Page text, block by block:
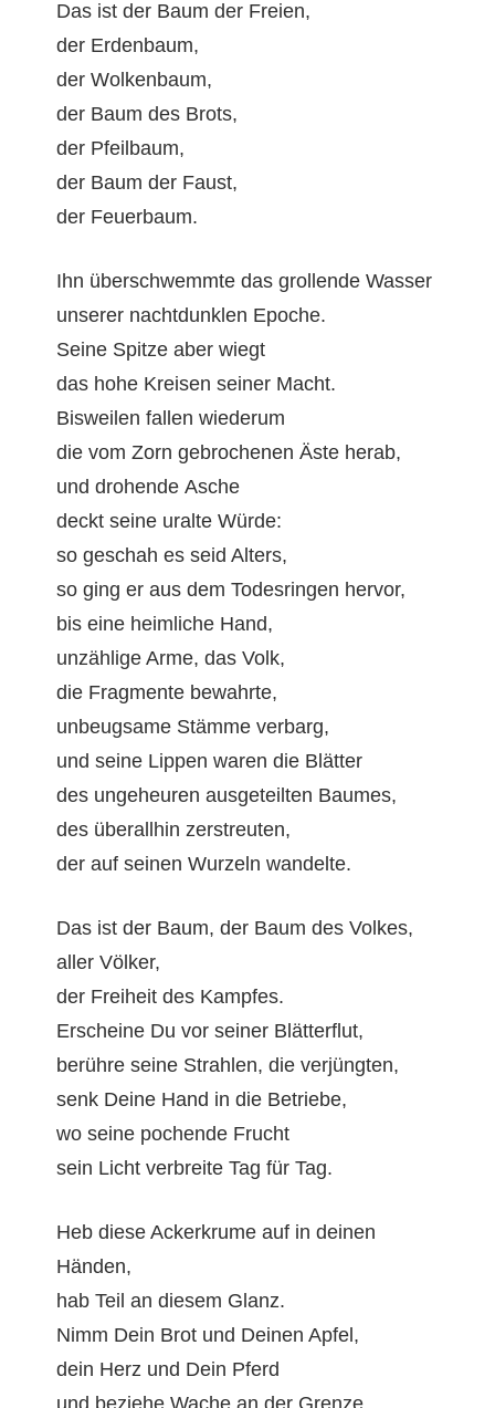
Das ist der Baum der Freien,
der Erdenbaum,
der Wolkenbaum,
der Baum des Brots,
der Pfeilbaum,
der Baum der Faust,
der Feuerbaum.
Ihn über­schwemmte das grol­lende Wasser
unser­er nacht­dun­klen Epoche.
Seine Spitze aber wiegt
das hohe Kreisen sein­er Macht.
Bisweilen fall­en wiederum
die vom Zorn gebroch­enen Äste herab,
und dro­hende Asche
deckt seine uralte Würde:
so geschah es seid Alters,
so ging er aus dem Todesrin­gen hervor,
bis eine heim­liche Hand,
unzäh­lige Arme, das Volk,
die Frag­mente bewahrte,
unbeugsame Stämme verbarg,
und seine Lip­pen waren die Blätter
des unge­heuren aus­geteil­ten Baumes,
des über­all­hin zerstreuten,
der auf seinen Wurzeln wandelte.
Das ist der Baum, der Baum des Volkes,
aller Völker,
der Frei­heit des Kampfes.
Erscheine Du vor sein­er Blätterflut,
berühre seine Strahlen, die verjüngten,
senk Deine Hand in die Betriebe,
wo seine pochende Frucht
sein Licht ver­bre­ite Tag für Tag.
Heb diese Ack­erkrume auf in deinen
Händen,
hab Teil an diesem Glanz.
Nimm Dein Brot und Deinen Apfel,
dein Herz und Dein Pferd
und beziehe Wache an der Grenze,